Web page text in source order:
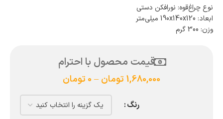
نوع چراغ‌قوه: نور‌افکن دستی
ابعاد: 190x140x120 میلی‌متر
وزن: 300 گرم
قیمت محصول با احترام
1,680,000 تومان –
0 تومان
رنگ